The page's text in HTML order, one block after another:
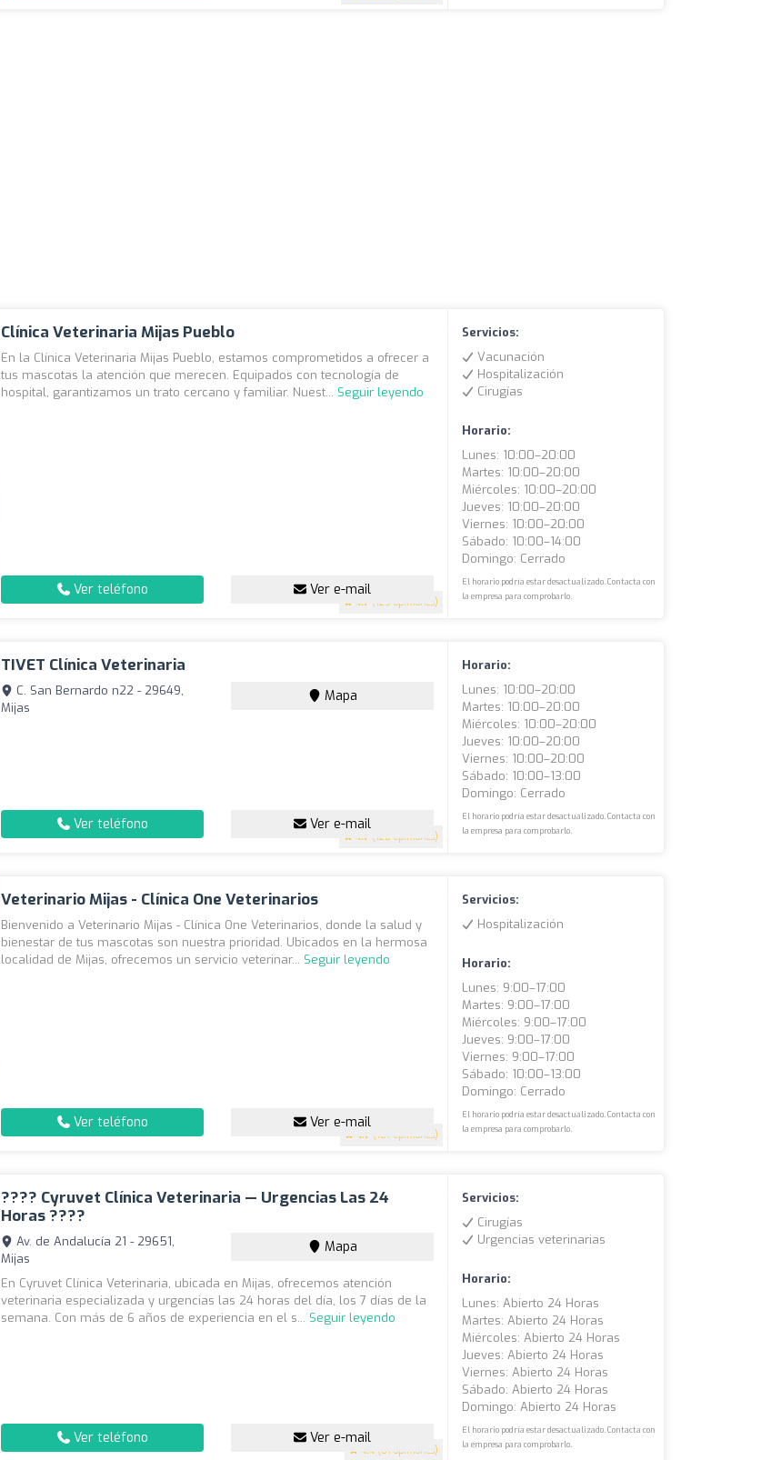
Clínica Veterinaria Mijas Pueblo
4.7 (129 opiniones)
En la Clínica Veterinaria Mijas Pueblo, estamos comprometidos a ofrecer a
tus mascotas la atención que merecen. Equipados con tecnología de
hospital, garantizamos un trato cercano y familiar. Nuest... Seguir leyendo
Ver teléfono Ver e-mail
Servicios:
Vacunación
Hospitalización
Cirugías
Horario:
Lunes: 10:00–20:00
Martes: 10:00–20:00
Miércoles: 10:00–20:00
Jueves: 10:00–20:00
Viernes: 10:00–20:00
Sábado: 10:00–14:00
Domingo: Cerrado
El horario podría estar desactualizado. Contacta con
la empresa para comprobarlo.
TIVET Clínica Veterinaria
4.7 (120 opiniones)
C. San Bernardo n22 - 29649,
Mijas
Mapa
Ver teléfono Ver e-mail
Horario:
Lunes: 10:00–20:00
Martes: 10:00–20:00
Miércoles: 10:00–20:00
Jueves: 10:00–20:00
Viernes: 10:00–20:00
Sábado: 10:00–13:00
Domingo: Cerrado
El horario podría estar desactualizado. Contacta con
la empresa para comprobarlo.
Veterinario Mijas - Clínica One Veterinarios
4.7 (107 opiniones)
Bienvenido a Veterinario Mijas - Clínica One Veterinarios, donde la salud y
bienestar de tus mascotas son nuestra prioridad. Ubicados en la hermosa
localidad de Mijas, ofrecemos un servicio veterinar... Seguir leyendo
Ver teléfono Ver e-mail
Servicios:
Hospitalización
Horario:
Lunes: 9:00–17:00
Martes: 9:00–17:00
Miércoles: 9:00–17:00
Jueves: 9:00–17:00
Viernes: 9:00–17:00
Sábado: 10:00–13:00
Domingo: Cerrado
El horario podría estar desactualizado. Contacta con
la empresa para comprobarlo.
???? Cyruvet Clínica Veterinaria — Urgencias Las 24
Horas ????
4.4 (81 opiniones)
Av. de Andalucía 21 - 29651,
Mijas
Mapa
En Cyruvet Clínica Veterinaria, ubicada en Mijas, ofrecemos atención
veterinaria especializada y urgencias las 24 horas del día, los 7 días de la
semana. Con más de 6 años de experiencia en el s... Seguir leyendo
Ver teléfono Ver e-mail
Servicios:
Cirugías
Urgencias veterinarias
Horario:
Lunes: Abierto 24 Horas
Martes: Abierto 24 Horas
Miércoles: Abierto 24 Horas
Jueves: Abierto 24 Horas
Viernes: Abierto 24 Horas
Sábado: Abierto 24 Horas
Domingo: Abierto 24 Horas
El horario podría estar desactualizado. Contacta con
la empresa para comprobarlo.